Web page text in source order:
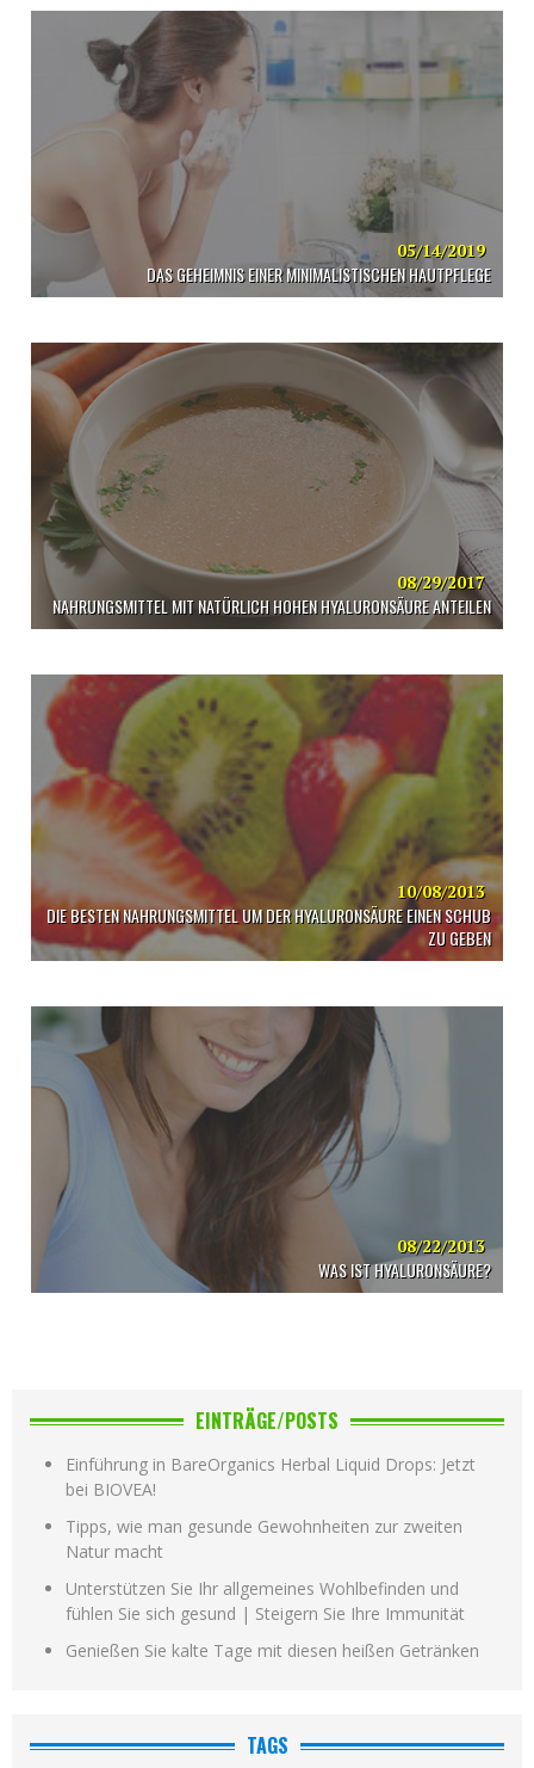
05/14/2019
DAS GEHEIMNIS EINER MINIMALISTISCHEN HAUTPFLEGE
08/29/2017
NAHRUNGSMITTEL MIT NATÜRLICH HOHEN HYALURONSÄURE ANTEILEN
10/08/2013
DIE BESTEN NAHRUNGSMITTEL UM DER HYALURONSÄURE EINEN SCHUB
ZU GEBEN
08/22/2013
WAS IST HYALURONSÄURE?
EINTRÄGE/POSTS
Einführung in BareOrganics Herbal Liquid Drops: Jetzt
bei BIOVEA!
Tipps, wie man gesunde Gewohnheiten zur zweiten
Natur macht
Unterstützen Sie Ihr allgemeines Wohlbefinden und
fühlen Sie sich gesund | Steigern Sie Ihre Immunität
Genießen Sie kalte Tage mit diesen heißen Getränken
TAGS